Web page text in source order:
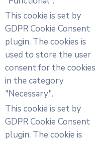
This cookie is set by
GDPR Cookie Consent
plugin. The cookies is
used to store the user
consent for the cookies
in the category
"Necessary".
This cookie is set by
GDPR Cookie Consent
plugin. The cookie is